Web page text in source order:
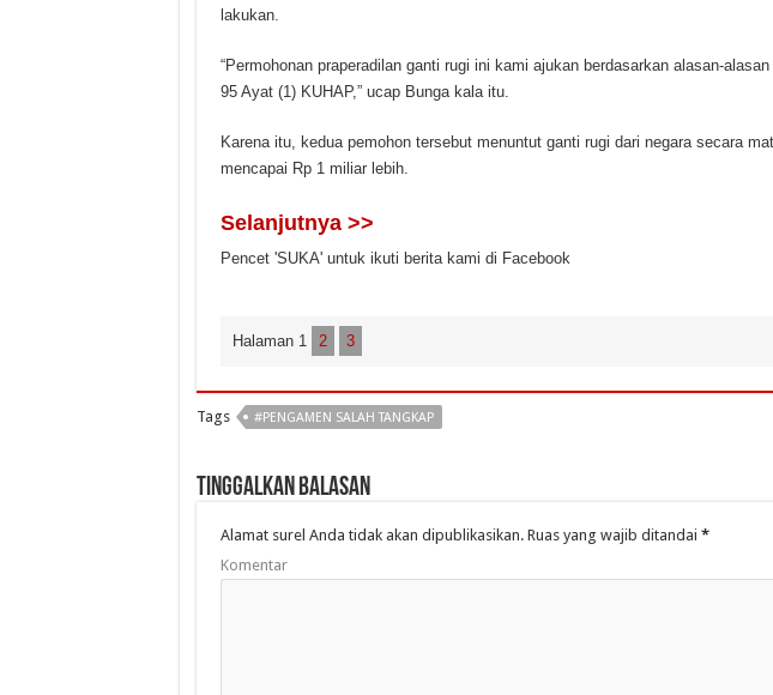
lakukan.
“Permohonan praperadilan ganti rugi ini kami ajukan berdasarkan alasan-
95 Ayat (1) ‎KUHAP,” ucap Bunga kala itu.
‎Karena itu, kedua pemohon tersebut menuntut ganti rugi dari negara secara
mencapai Rp 1 miliar lebih.
Selanjutnya >>
Pencet 'SUKA' untuk ikuti berita kami di Facebook
Halaman 1 2 3
Tags #PENGAMEN SALAH TANGKAP
Tinggalkan Balasan
Alamat surel Anda tidak akan dipublikasikan.Ruas yang wajib ditandai *
Komentar